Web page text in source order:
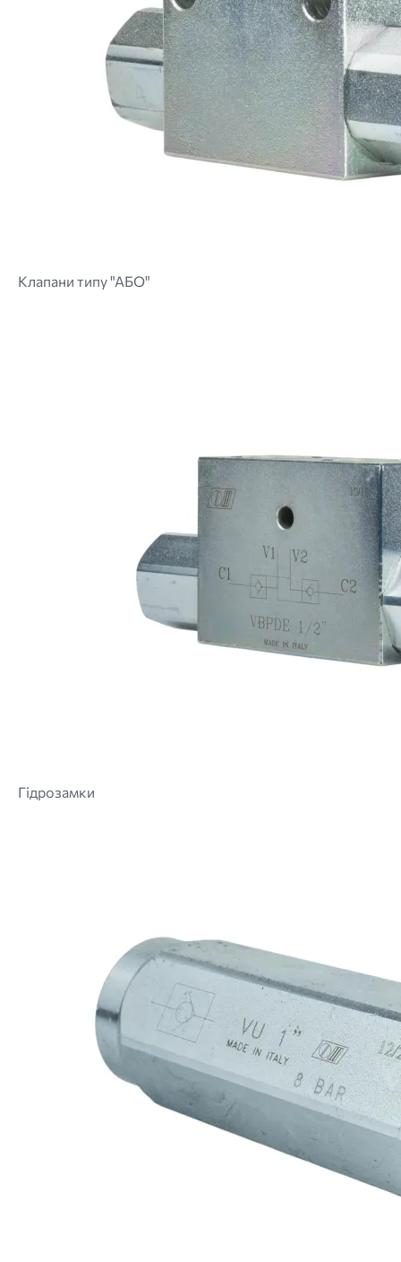
Клапани типу "АБО"
Гідрозамки